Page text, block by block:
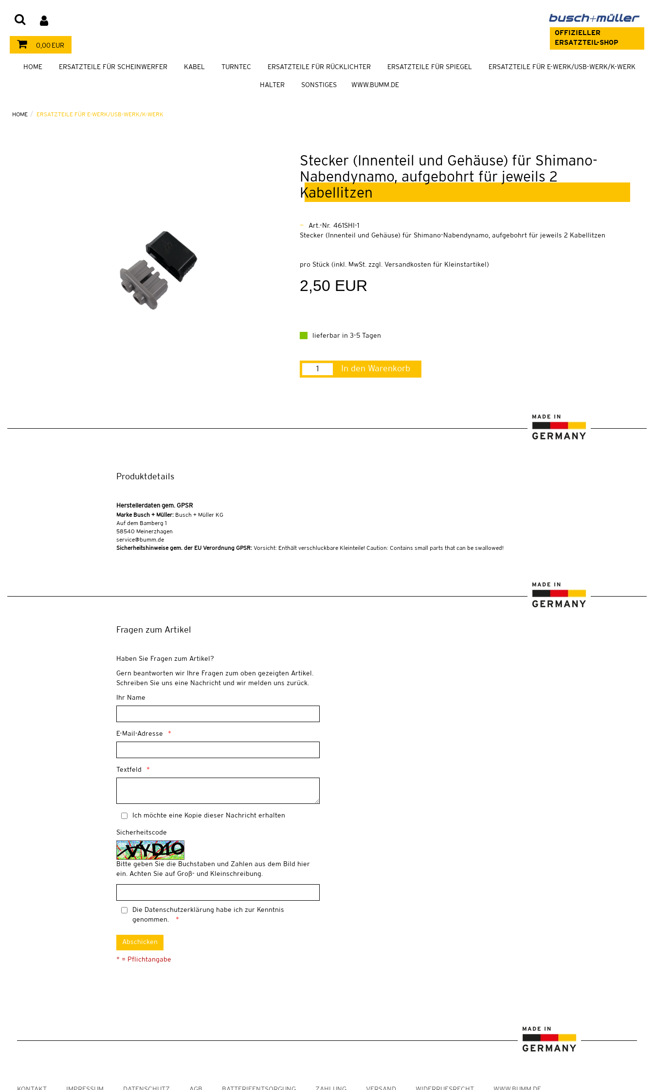
0,00 EUR
OFFIZIELLER
ERSATZTEIL-SHOP
HOME ERSATZTEILE FÜR SCHEINWERFER KABEL TURNTEC ERSATZTEILE FÜR RÜCKLICHTER ERSATZTEILE FÜR SPIEGEL ERSATZTEILE FÜR E-WERK/USB-WERK/K-WERK
HALTER SONSTIGES WWW.BUMM.DE
HOME ERSATZTEILE FÜR E-WERK/USB-WERK/K-WERK
Stecker (Innenteil und Gehäuse) für Shimano-
Nabendynamo, aufgebohrt für jeweils 2
Kabellitzen
Art.-Nr. 461SHI-1
Stecker (Innenteil und Gehäuse) für Shimano-Nabendynamo, aufgebohrt für jeweils 2 Kabellitzen
pro Stück (inkl. MwSt. zzgl. Versandkosten für Kleinstartikel )
2,50 EUR
lieferbar in 3-5 Tagen
In den Warenkorb
Produktdetails
Herstellerdaten gem. GPSR
Marke Busch + Müller: Busch + Müller KG
Auf dem Bamberg 1
58540 Meinerzhagen
service@bumm.de
Sicherheitshinweise gem. der EU Verordnung GPSR: Vorsicht: Enthält verschluckbare Kleinteile! Caution: Contains small parts that can be swallowed!
Fragen zum Artikel
Haben Sie Fragen zum Artikel?
Gern beantworten wir Ihre Fragen zum oben gezeigten Artikel.
Schreiben Sie uns eine Nachricht und wir melden uns zurück.
Ihr Name
E-Mail-Adresse
Textfeld
Ich möchte eine Kopie dieser Nachricht erhalten
Sicherheitscode
Bitte geben Sie die Buchstaben und Zahlen aus dem Bild hier
ein. Achten Sie auf Groß- und Kleinschreibung.
Die Datenschutzerklärung habe ich zur Kenntnis
genommen.
Abschicken
* = Pflichtangabe